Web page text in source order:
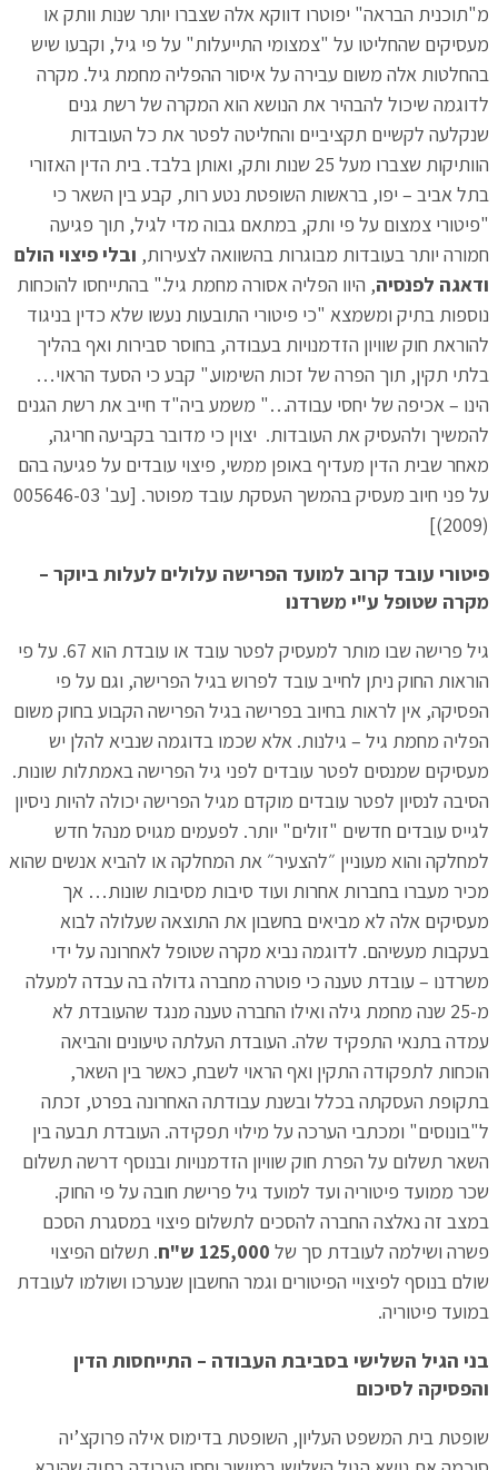
מ"תוכנית הבראה" יפוטרו דווקא אלה שצברו יותר שנות וותק או
מעסיקים שהחליטו על "צמצומי התייעלות" על פי גיל, וקבעו שיש
בהחלטות אלה משום עבירה על איסור ההפליה מחמת גיל. מקרה
לדוגמה שיכול להבהיר את הנושא הוא המקרה של רשת גנים
שנקלעה לקשיים תקציביים והחליטה לפטר את כל העובדות
הוותיקות שצברו מעל 25 שנות ותק, ואותן בלבד. בית הדין האזורי
בתל אביב – יפו, בראשות השופטת נטע רות, קבע בין השאר כי
"פיטורי צמצום על פי ותק, במתאם גבוה מדי לגיל, תוך פגיעה
חמורה יותר בעובדות מבוגרות בהשוואה לצעירות, ובלי פיצוי הולם
ודאגה לפנסיה, היוו הפליה אסורה מחמת גיל." בהתייחסו להוכחות
נוספות בתיק ומשמצא "כי פיטורי התובעות נעשו שלא כדין בניגוד
להוראת חוק שוויון הזדמנויות בעבודה, בחוסר סבירות ואף בהליך
בלתי תקין, תוך הפרה של זכות השימוע." קבע כי הסעד הראוי…
הינו – אכיפה של יחסי עבודה…" משמע ביה"ד חייב את רשת הגנים
להמשיך ולהעסיק את העובדות. יצוין כי מדובר בקביעה חריגה,
מאחר שבית הדין מעדיף באופן ממשי, פיצוי עובדים על פגיעה בהם
על פני חיוב מעסיק בהמשך העסקת עובד מפוטר. [עב' 005646-03
(2009)]
פיטורי עובד קרוב למועד הפרישה עלולים לעלות ביוקר –
מקרה שטופל ע"י משרדנו
גיל פרישה שבו מותר למעסיק לפטר עובד או עובדת הוא 67. על פי
הוראות החוק ניתן לחייב עובד לפרוש בגיל הפרישה, וגם על פי
הפסיקה, אין לראות בחיוב בפרישה בגיל הפרישה הקבוע בחוק משום
הפליה מחמת גיל – גילנות. אלא שכמו בדוגמה שנביא להלן יש
מעסיקים שמנסים לפטר עובדים לפני גיל הפרישה באמתלות שונות.
הסיבה לנסיון לפטר עובדים מוקדם מגיל הפרישה יכולה להיות ניסיון
לגייס עובדים חדשים "זולים" יותר. לפעמים מגויס מנהל חדש
למחלקה והוא מעוניין ״להצעיר״ את המחלקה או להביא אנשים שהוא
מכיר מעברו בחברות אחרות ועוד סיבות מסיבות שונות… אך
מעסיקים אלה לא מביאים בחשבון את התוצאה שעלולה לבוא
בעקבות מעשיהם. לדוגמה נביא מקרה שטופל לאחרונה על ידי
משרדנו – עובדת טענה כי פוטרה מחברה גדולה בה עבדה למעלה
מ-25 שנה מחמת גילה ואילו החברה טענה מנגד שהעובדת לא
עמדה בתנאי התפקיד שלה. העובדת העלתה טיעונים והביאה
הוכחות לתפקודה התקין ואף הראוי לשבח, כאשר בין השאר,
בתקופת העסקתה בכלל ובשנת עבודתה האחרונה בפרט, זכתה
ל"בונוסים" ומכתבי הערכה על מילוי תפקידה. העובדת תבעה בין
השאר תשלום על הפרת חוק שוויון הזדמנויות ובנוסף דרשה תשלום
שכר ממועד פיטוריה ועד למועד גיל פרישת חובה על פי החוק.
במצב זה נאלצה החברה להסכים לתשלום פיצוי במסגרת הסכם
פשרה ושילמה לעובדת סך של 125,000 ש"ח
. תשלום הפיצוי
שולם בנוסף לפיצויי הפיטורים וגמר החשבון שנערכו ושולמו לעובדת
במועד פיטוריה.
בני הגיל השלישי בסביבת העבודה – התייחסות הדין
והפסיקה לסיכום
שופטת בית המשפט העליון, השופטת בדימוס אילה פרוקצ’יה